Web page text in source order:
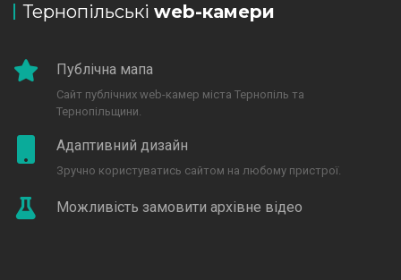
Тернопільські web-камери
Публічна мапа
Сайт публічних web-камер міста Тернопіль та
Тернопільщини.
Адаптивний дизайн
Зручно користуватись сайтом на любому пристрої.
Можливість замовити архівне відео